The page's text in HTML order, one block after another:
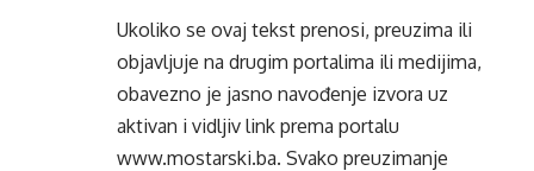
Ukoliko se ovaj tekst prenosi, preuzima ili
objavljuje na drugim portalima ili medijima,
obavezno je jasno navođenje izvora uz
aktivan i vidljiv link prema portalu
www.mostarski.ba. Svako preuzimanje